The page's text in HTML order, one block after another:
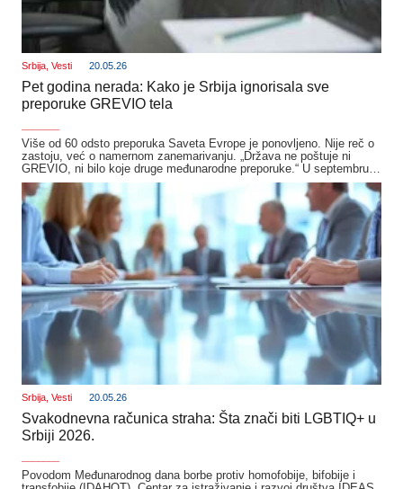
Srbija, Vesti 20.05.26
Pet godina nerada: Kako je Srbija ignorisala sve
preporuke GREVIO tela
Više od 60 odsto preporuka Saveta Evrope je ponovljeno. Nije reč o
zastoju, već o namernom zanemarivanju. „Država ne poštuje ni
GREVIO, ni bilo koje druge međunarodne preporuke.“ U septembru…
Srbija, Vesti 20.05.26
Svakodnevna računica straha: Šta znači biti LGBTIQ+ u
Srbiji 2026.
Povodom Međunarodnog dana borbe protiv homofobije, bifobije i